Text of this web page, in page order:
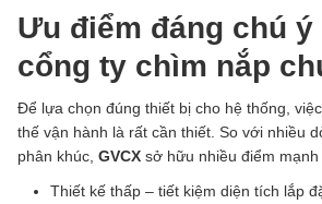
Ưu điểm đáng chú ý
cổng ty chìm nắp
Để lựa chọn đúng thiết bị cho hệ thống,
thế vận hành là rất cần thiết. So với nhiều
phân khúc, GVCX sở hữu nhiều điểm
Thiết kế thấp – tiết kiệm diện tích lắp